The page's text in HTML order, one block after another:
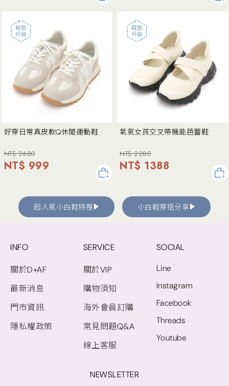
好穿日常真皮軟Q休閒運動鞋
NT$ 2680
NT$ 999
氧氣女孩交叉帶機能芭蕾鞋
NT$ 2280
NT$ 1388
超人氣小白鞋特搜 小白鞋穿搭分享
INFO
關於D+AF
最新消息
門市資訊
隱私權政策
SERVICE
關於VIP
購物須知
海外會員訂購
常見問題Q&A
線上客服
SOCIAL
Line
Instagram
Facebook
Threads
Youtube
NEWSLETTER